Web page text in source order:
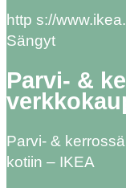
http s://
Sängyt
Parvi- &
Parvi- &
kotiin – IKEA